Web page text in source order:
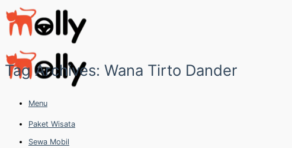
Skip
to
content
Menu
Paket Wisata
Sewa Mobil
Tag Archives: Wana Tirto Dander